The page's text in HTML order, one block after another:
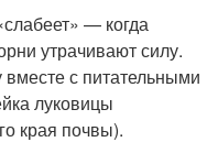
— когда
утрачивают силу.
с питательными
луковицы
края почвы).